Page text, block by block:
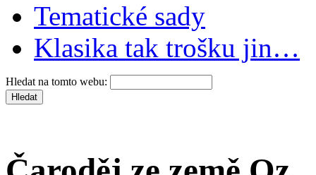
Tematické sady
Klasika tak trošku jin…
Hledat na tomto webu: